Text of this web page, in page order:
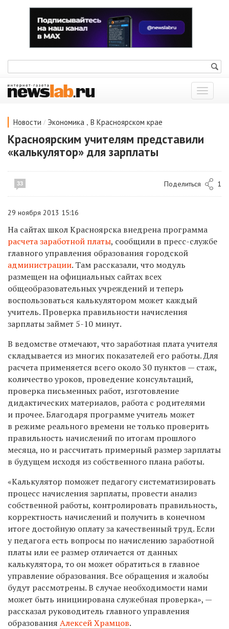
Показать
меню
Новости / Экономика , В Красноярском крае
Красноярским учителям представили
«калькулятор» для зарплаты
33 Поделиться 1
29 ноября 2013 15:16
На сайтах школ Красноярска внедрена программа
расчета заработной платы, сообщили в пресс-службе
главного управления образования городской
администрации. Там рассказали, что модуль
размещен на официальных сайтах всех
общеобразовательных учреждений и теперь
воспользоваться калькулятором может каждый
учитель. Проверка правильности начисления
зарплаты займет 5-10 минут.
В ведомстве отмечают, что заработная плата учителя
складывается из многих показателей его работы. Для
расчета применяется всего около 30 пунктов — стаж,
количество уроков, проведение консультаций,
проверка письменных работ, изготовление
дидактических материалов, работа с родителями
и прочее. Благодаря программе учитель может
в режиме реального времени не только проверить
правильность начислений по итогам прошлого
месяца, но и рассчитать примерный размер зарплаты
в будущем исходя из собственного плана работы.
«Калькулятор поможет педагогу систематизировать
процесс начисления зарплаты, провести анализ
собственной работы, контролировать правильность,
корректность начислений и получить в конечном
итоге достойную оплату за качественный труд. Если
у педагога есть вопросы по начислению заработной
платы или ее размер отличается от данных
калькулятора, то он может обратиться в главное
управление образования. Все обращения и жалобы
будут рассмотрены. В случае необходимости нами
может быть инициирована служебная проверка», —
рассказал руководитель главного управления
образования Алексей Храмцов.